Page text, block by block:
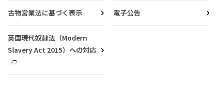
古物営業法に基づく表示 電子公告
英国現代奴隷法（Modern
Slavery Act 2015）への対応